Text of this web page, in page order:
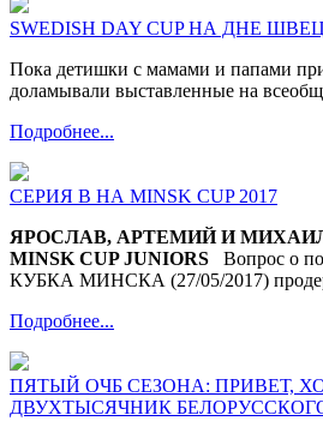
SWEDISH DAY CUP НА ДНЕ
Пока детишки с мамами и папами
доламывали выставленные на
Подробнее...
СЕРИЯ В НА MINSK CUP 2017
ЯРОСЛАВ, АРТЕМИЙ И
MINSK CUP JUNIORS Вопрос о
КУБКА МИНСКА (27/05/2017)
Подробнее...
ПЯТЫЙ ОЧБ СЕЗОНА: ПРИВЕТ,
ДВУХТЫСЯЧНИК